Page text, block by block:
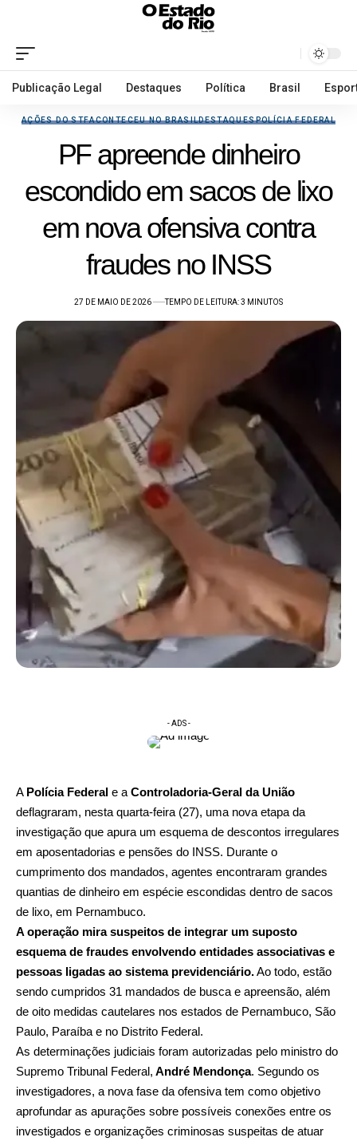
Publicação Legal Destaques Política Brasil
AÇÕES DO STFACONTECEU NO BRASILDESTAQUESPOLÍCIA FEDERAL
PF apreende dinheiro
escondido em sacos de lixo
em nova ofensiva contra
fraudes no INSS
27 DE MAIO DE 2026 TEMPO DE LEITURA: 3 MINUTOS
- ADS -
A Polícia Federal e aControladoria-Geral da União
deflagraram, nesta quarta-feira (27), uma nova etapa da
investigação que apura um esquema de descontos irregulares
em aposentadorias e pensões do INSS. Durante o
cumprimento dos mandados, agentes encontraram grandes
quantias de dinheiro em espécie escondidas dentro de sacos
de lixo, em Pernambuco.
A operação mira suspeitos de integrar um suposto
esquema de fraudes envolvendo entidades associativas e
pessoas ligadas ao sistema previdenciário.Ao todo, estão
sendo cumpridos 31 mandados de busca e apreensão, além
de oito medidas cautelares nos estados de Pernambuco, São
Paulo, Paraíba e no Distrito Federal.
As determinações judiciais foram autorizadas pelo ministro do
Supremo Tribunal Federal, André Mendonça. Segundo os
investigadores, a nova fase da ofensiva tem como objetivo
aprofundar as apurações sobre possíveis conexões entre os
investigados e organizações criminosas suspeitas de atuar